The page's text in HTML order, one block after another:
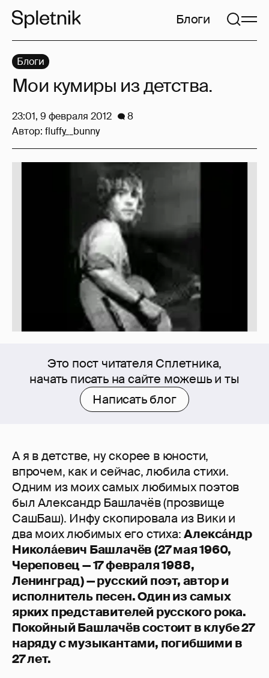
Блоги
Это пост читателя Сплетника,
начать писать на сайте можешь и ты
Написать блог
А я в детстве, ну скорее в юности,
впрочем, как и сейчас, любила стихи.
Одним из моих самых любимых поэтов
был Александр Башлачёв (прозвище
СашБаш). Инфу скопировала из Вики и
два моих любимых его стиха:Алекса́ндр
Никола́евич Башлачёв (27 мая 1960,
Череповец — 17 февраля 1988,
Ленинград) — русский поэт, автор и
исполнитель песен. Один из самых
ярких представителей русского рока.
Покойный Башлачёв состоит в клубе 27
наряду с музыкантами, погибшими в
27 лет.
Блоги
Мои кумиры из детства.
23:01, 9 февраля 2012
8
Автор: fluffy__bunny